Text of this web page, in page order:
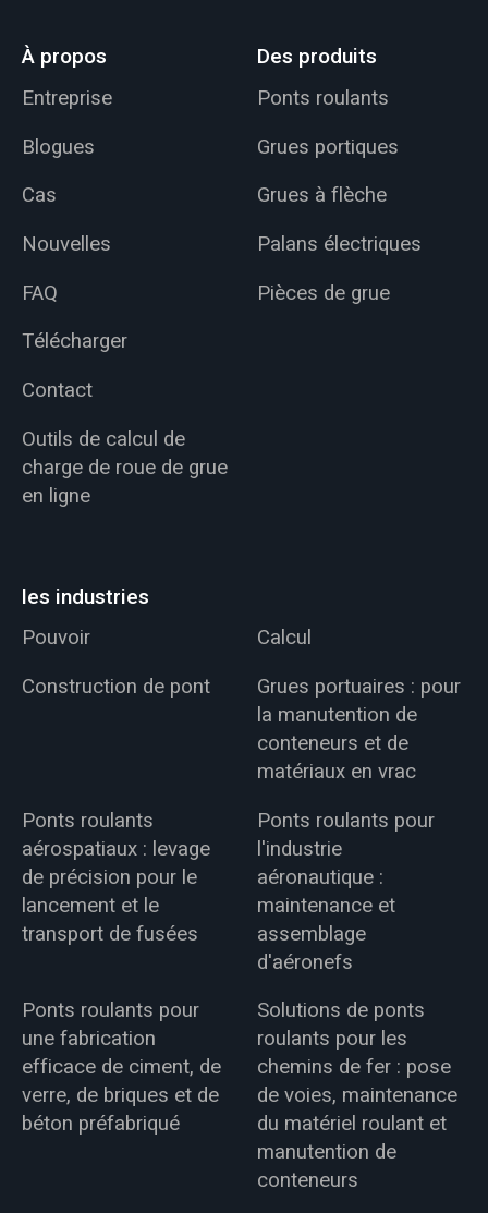
À propos
Entreprise
Blogues
Cas
Nouvelles
FAQ
Télécharger
Contact
Outils de calcul de
charge de roue de grue
en ligne
Des produits
Ponts roulants
Grues portiques
Grues à flèche
Palans électriques
Pièces de grue
les industries
Pouvoir
Calcul
Construction de pont
Grues portuaires : pour
la manutention de
conteneurs et de
matériaux en vrac
Ponts roulants
aérospatiaux : levage
de précision pour le
lancement et le
transport de fusées
Ponts roulants pour
l'industrie
aéronautique :
maintenance et
assemblage
d'aéronefs
Ponts roulants pour
une fabrication
efficace de ciment, de
verre, de briques et de
béton préfabriqué
Solutions de ponts
roulants pour les
chemins de fer : pose
de voies, maintenance
du matériel roulant et
manutention de
conteneurs